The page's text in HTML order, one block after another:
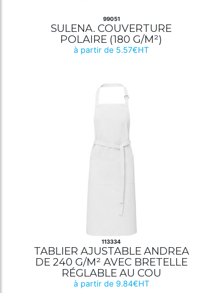
99051
SULENA. COUVERTURE
POLAIRE (180 G/M²)
à partir de 5.57€HT
113334
TABLIER AJUSTABLE ANDREA
DE 240 G/M² AVEC BRETELLE
RÉGLABLE AU COU
à partir de 9.84€HT